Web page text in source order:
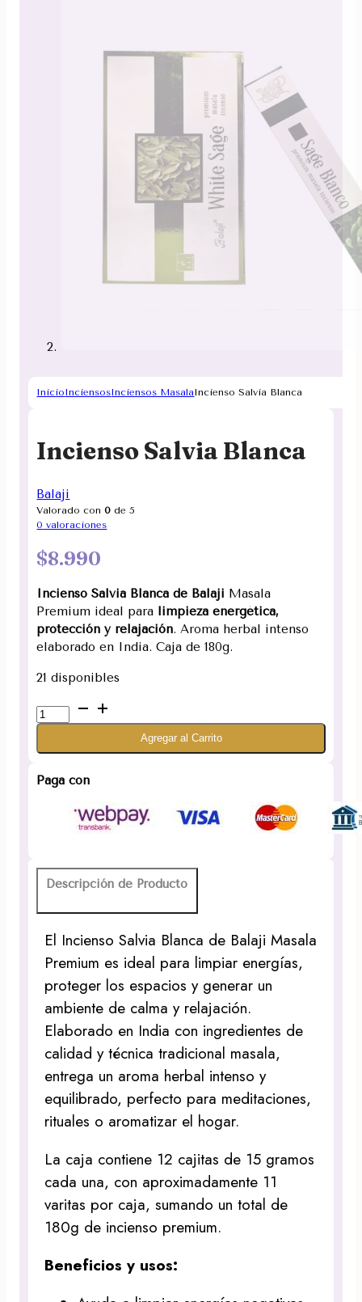
InicioInciensosInciensos MasalaIncienso Salvia Blanca
Incienso Salvia Blanca
Balaji
Valorado con0 de 5
0 valoraciones
$8.990
Incienso Salvia Blanca de Balaji Masala
Premium ideal para
limpieza energética,
protección y relajación. Aroma herbal intenso
elaborado en India. Caja de 180g.
21 disponibles
Incienso
Salvia
Agregar al Carrito
Paga con
Descripción de Producto
El Incienso Salvia Blanca de Balaji Masala
Premium es ideal para limpiar energías,
proteger los espacios y generar un
ambiente de calma y relajación.
Elaborado en India con ingredientes de
calidad y técnica tradicional masala,
entrega un aroma herbal intenso y
equilibrado, perfecto para meditaciones,
rituales o aromatizar el hogar.
La caja contiene 12 cajitas de 15 gramos
cada una, con aproximadamente 11
varitas por caja, sumando un total de
180g de incienso premium.
Beneficios y usos: